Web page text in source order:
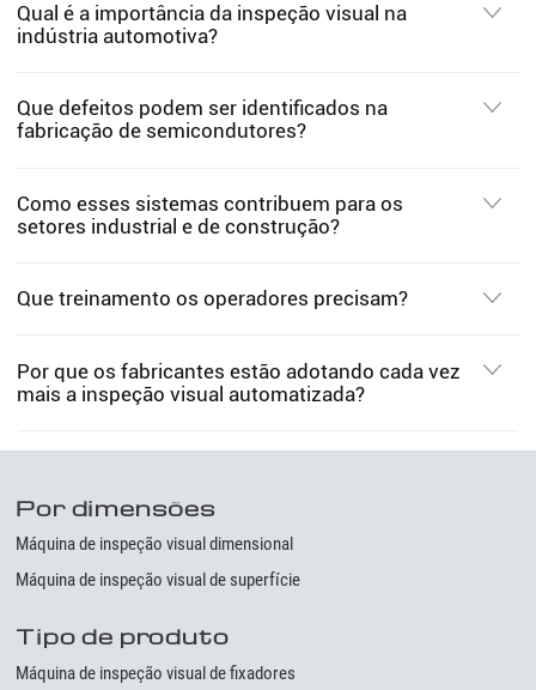
Qual é a importância da inspeção visual na
indústria automotiva?
Que defeitos podem ser identificados na
fabricação de semicondutores?
Como esses sistemas contribuem para os
setores industrial e de construção?
Que treinamento os operadores precisam?
Por que os fabricantes estão adotando cada vez
mais a inspeção visual automatizada?
Por dimensões
Máquina de inspeção visual dimensional
Máquina de inspeção visual de superfície
Tipo de produto
Máquina de inspeção visual de fixadores